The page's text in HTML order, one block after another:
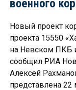
военного
Новый проект
проекта 15550
на Невском ПКБ
сообщил РИА
Алексей
представлена 22